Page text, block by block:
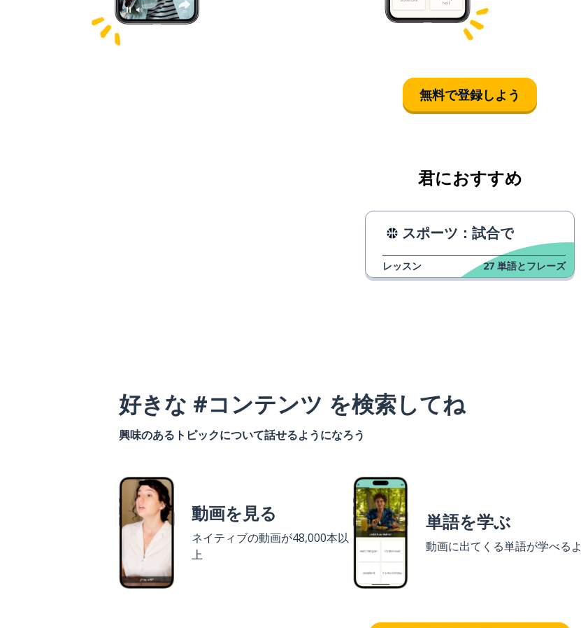
無料で登録しよう
君におすすめ
スポーツ：試合で
レッスン 27 単語とフレーズ
好きな #コンテンツ を検索してね
興味のあるトピックについて話せるようになろう
動画を見る
ネイティブの動画が48,000本以
上
単語を学ぶ
動画に出てくる単語が学べるよ